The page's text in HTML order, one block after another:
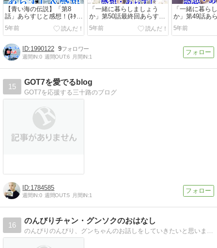
【青い海の伝説】「第8
話」あらすじと感想！(ﾈﾀ
ﾊﾞﾚ＆ｴﾋﾟﾛｰｸﾞあり)
5年前
「一緒に暮らしましょう
か」第50話最終回あらすじ
と感想！（ネタバレあり）
5年前
「一緒に暮ら
か」第49話あ
想！（ネタバ
5年前
1990122 9
週間IN:0 週間OUT:6 月間IN:1
15
GOT7を愛でるblog
GOT7を応援する三十路のブログ
1784585
週間IN:0 週間OUT:5 月間IN:1
16
のんびりチャン・グンソクのおはなし
のんびりのんびり、グンちゃんのお話しをしていきたいと思います。更新も内容もゆる〜くゆる〜く…